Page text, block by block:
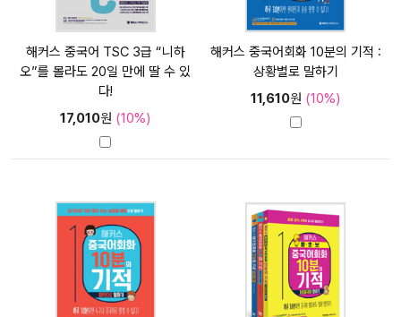
해커스 중국어 TSC 3급 “니하
오”를 몰라도 20일 만에 딸 수 있
다!
17,010원 (10%)
해커스 중국어회화 10분의 기적 :
상황별로 말하기
11,610원 (10%)